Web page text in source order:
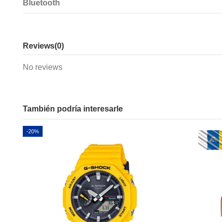
Bluetooth
Reviews(0)
No reviews
También podría interesarle
-20%